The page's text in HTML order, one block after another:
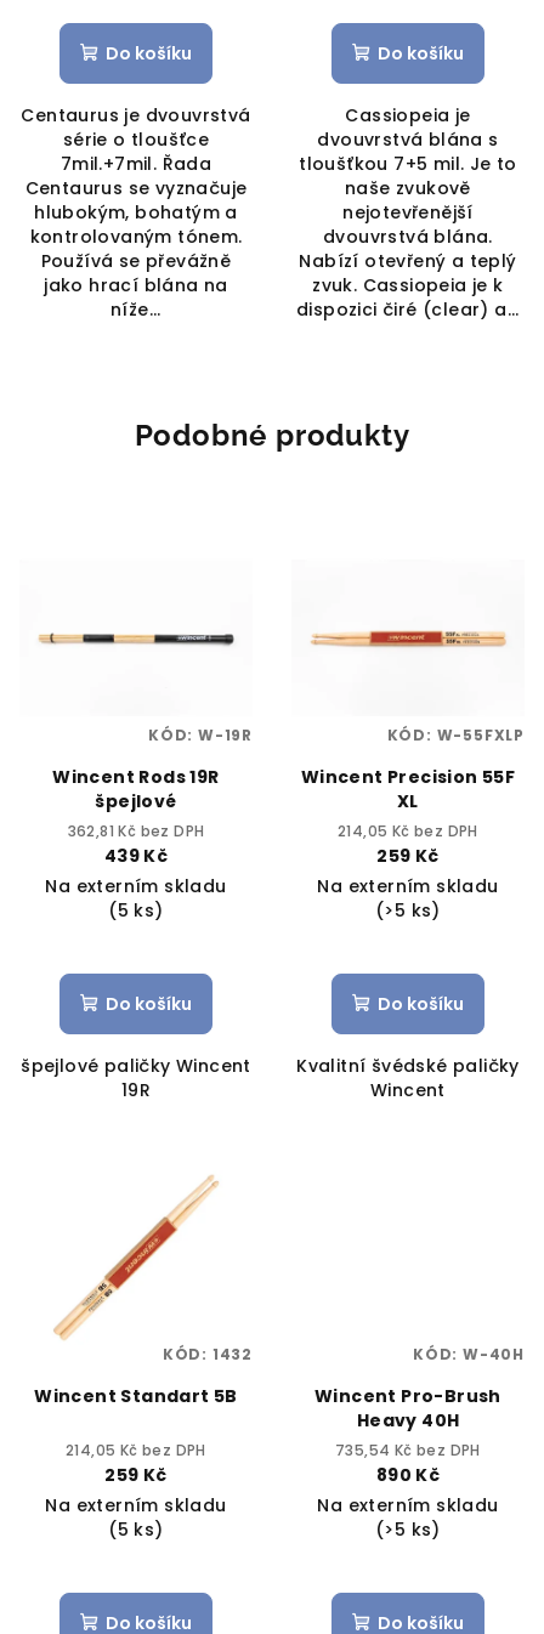
Do košíku
Centaurus je dvouvrstvá
série o tloušťce
7mil.+7mil. Řada
Centaurus se vyznačuje
hlubokým, bohatým a
kontrolovaným tónem.
Používá se převážně
jako hrací blána na
níže...
Do košíku
Cassiopeia je
dvouvrstvá blána s
tloušťkou 7+5 mil. Je to
naše zvukově
nejotevřenější
dvouvrstvá blána.
Nabízí otevřený a teplý
zvuk. Cassiopeia je k
dispozici čiré (clear) a...
Podobné produkty
Wincent Rods 19R
špejlové
362,81 Kč bez DPH
439 Kč
Na externím skladu
(5 ks)
Do košíku
špejlové paličky Wincent
19R
KÓD: W-19R
Wincent Precision 55F
XL
214,05 Kč bez DPH
259 Kč
Na externím skladu
(>5 ks)
Do košíku
Kvalitní švédské paličky
Wincent
KÓD: W-55FXLP
Wincent Standart 5B
214,05 Kč bez DPH
259 Kč
Na externím skladu
(5 ks)
Do košíku
KÓD: 1432
Wincent Pro-Brush
Heavy 40H
735,54 Kč bez DPH
890 Kč
Na externím skladu
(>5 ks)
Do košíku
KÓD: W-40H